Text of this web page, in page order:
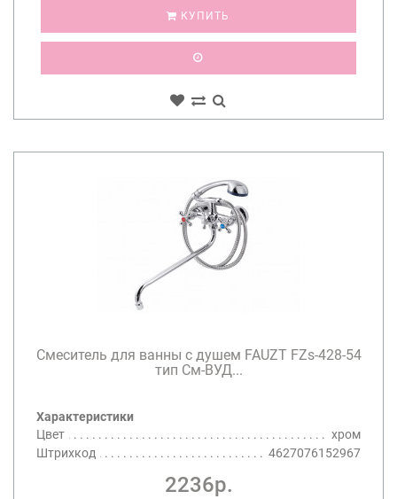
КУПИТЬ
Смеситель для ванны с душем FAUZT FZs-428-54
тип См-ВУД...
Характеристики
Цвет
хром
Штрихкод
4627076152967
2236р.